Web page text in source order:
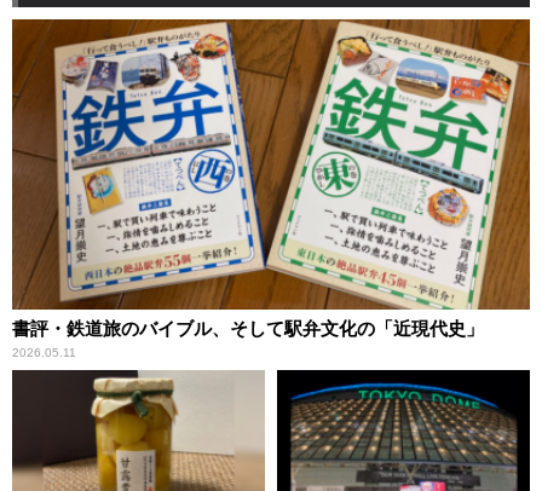
書評・鉄道旅のバイブル、そして駅弁文化の「近現代史」
2026.05.11